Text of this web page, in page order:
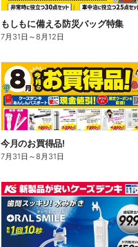
もしもに備える防災バッグ特集
7月31日 ～8月12日
今月のお買得品!
7月31日 ～8月31日